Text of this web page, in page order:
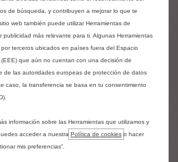
un taller
de búsqueda, y contribuyen a mejorar lo que te
web también puede utilizar Herramientas de
publicidad más relevante para ti. Algunas Herramientas
terceros ubicados en países fuera del Espacio
que aún no cuentan con una decisión de
de las autoridades europeas de protección de datos
caso, la transferencia se basa en tu consentimiento
información sobre las Herramientas que utilizamos y
acceder a nuestra Política de cookies o hacer
mis preferencias”.